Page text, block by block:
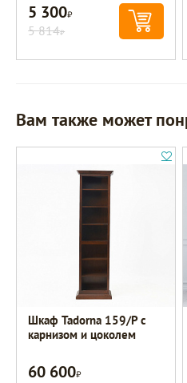
5 300Р
5 814Р
Вам также может
Шкаф Tadorna 159/Р с
карнизом и цоколем
60 600Р